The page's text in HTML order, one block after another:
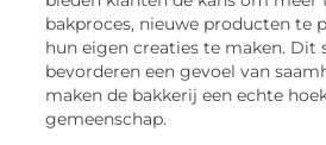
bakproces, nieuwe producten te
hun eigen creaties te maken.
bevorderen een gevoel van
maken de bakkerij een echte
gemeenschap.